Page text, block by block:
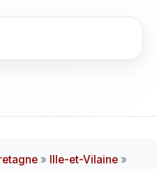
» Ille-et-Vilaine »